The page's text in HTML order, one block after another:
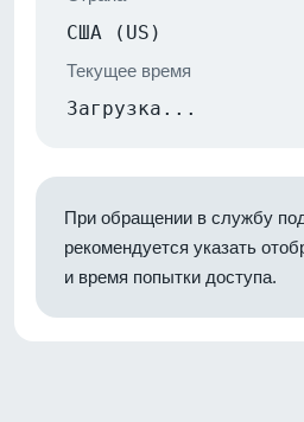
США (US)
Текущее время
Загрузка...
При обращении в службу
рекомендуется указать
и время попытки доступа.